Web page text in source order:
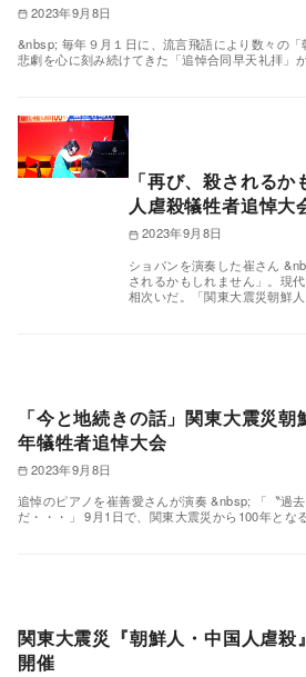
2023年9月8日
&nbsp; 毎年９月１日に、流言飛語により数々の
悲劇を心に刻み続けてきた「追悼合同早天礼拝」
「再び、殺される
人虐殺犠牲者追悼大
2023年9月8日
ショパンを演奏した崔さん
されるかもしれません」。現
相次いだ。「関東大震災朝鮮
「今と地続きの話」関東大震災
年犠牲者追悼大会
2023年9月8日
追悼のピアノを崔善愛さんが演奏 &nbsp; 「〝過
だ・・・」 9月1日で、関東大震災から100年とな
関東大震災『朝鮮人・中国人虐殺
開催